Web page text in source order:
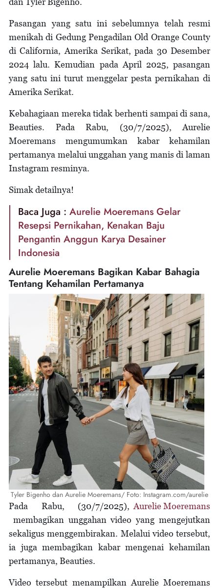
Pasangan yang satu ini sebelumnya telah resmi
menikah di Gedung Pengadilan Old Orange County
di California, Amerika Serikat, pada 30 Desember
2024 lalu. Kemudian pada April 2025, pasangan
yang satu ini turut menggelar pesta pernikahan di
Amerika Serikat.
Kebahagiaan mereka tidak berhenti sampai di sana,
Beauties. Pada Rabu, (30/7/2025), Aurelie
Moeremans mengumumkan kabar kehamilan
pertamanya melalui unggahan yang manis di laman
Instagram resminya.
Simak detailnya!
Baca Juga : Aurelie Moeremans Gelar
Resepsi Pernikahan, Kenakan Baju
Pengantin Anggun Karya Desainer
Indonesia
Aurelie Moeremans Bagikan Kabar Bahagia
Tentang Kehamilan Pertamanya
Tyler Bigenho dan Aurelie Moeremans/ Foto: Instagram.com/aurelie
Pada Rabu, (30/7/2025), Aurelie Moeremans
membagikan unggahan video yang mengejutkan
sekaligus menggembirakan. Melalui video tersebut,
ia juga membagikan kabar mengenai kehamilan
pertamanya, Beauties.
Video tersebut menampilkan Aurelie Moeremans